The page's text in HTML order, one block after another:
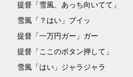
提督「雪風、あっち向いてて」
雪風「？はい」プイッ
提督「一万円ガー」ガー
提督「ここのボタン押して」
雪風「はい」ジャラジャラ